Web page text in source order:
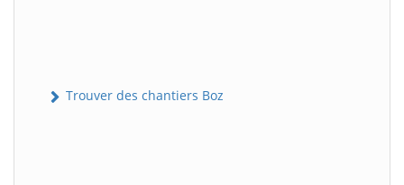
Trouver des chantiers Boz